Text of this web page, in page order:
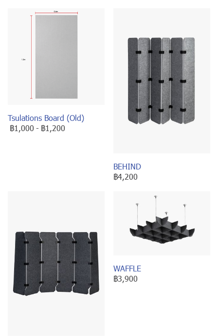
Tsulations Board (Old)
฿1,000 - ฿1,200
BEHIND
฿4,200
WAFFLE
฿3,900